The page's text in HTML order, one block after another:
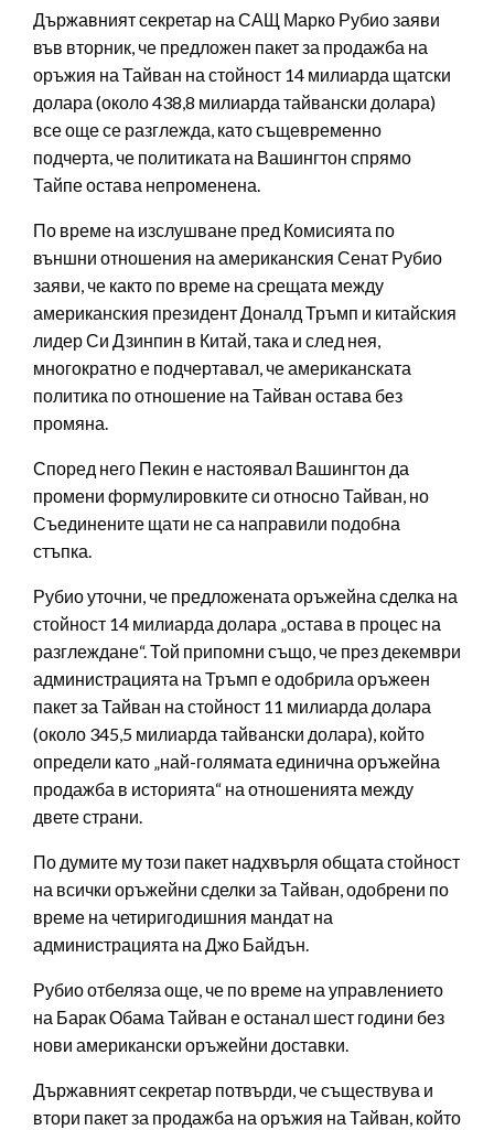
Държавният секретар на САЩ Марко Рубио заяви
във вторник, че предложен пакет за продажба на
оръжия на Тайван на стойност 14 милиарда щатски
долара (около 438,8 милиарда тайвански долара)
все още се разглежда, като същевременно
подчерта, че политиката на Вашингтон спрямо
Тайпе остава непроменена.
По време на изслушване пред Комисията по
външни отношения на американския Сенат Рубио
заяви, че както по време на срещата между
американския президент Доналд Тръмп и китайския
лидер Си Дзинпин в Китай, така и след нея,
многократно е подчертавал, че американската
политика по отношение на Тайван остава без
промяна.
Според него Пекин е настоявал Вашингтон да
промени формулировките си относно Тайван, но
Съединените щати не са направили подобна
стъпка.
Рубио уточни, че предложената оръжейна сделка на
стойност 14 милиарда долара „остава в процес на
разглеждане“. Той припомни също, че през декември
администрацията на Тръмп е одобрила оръжеен
пакет за Тайван на стойност 11 милиарда долара
(около 345,5 милиарда тайвански долара), който
определи като „най-голямата единична оръжейна
продажба в историята“ на отношенията между
двете страни.
По думите му този пакет надхвърля общата стойност
на всички оръжейни сделки за Тайван, одобрени по
време на четиригодишния мандат на
администрацията на Джо Байдън.
Рубио отбеляза още, че по време на управлението
на Барак Обама Тайван е останал шест години без
нови американски оръжейни доставки.
Държавният секретар потвърди, че съществува и
втори пакет за продажба на оръжия на Тайван, който